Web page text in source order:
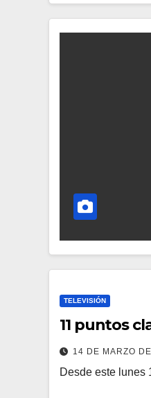
TELEVISIÓN
11 puntos
14 DE MARZO
Desde este lunes